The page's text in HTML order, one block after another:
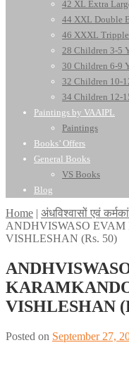
42 XL Extra
44 XXL Double
46 XXXL
28 Children 3-5
30 Children 6-9
32 Children 10-
34 Children 12-
Paintings by VAAIPL
Paintings
Books’ Offers
General Books
VS Books
Blog
Home | अंधविश्वासों एवं
ANDHVISWASO
VISHLESHAN (Rs. 50)
VISHLESHAN
Posted on September 27,